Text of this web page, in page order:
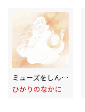
ミューズをしんじてる
ひかりのなかに